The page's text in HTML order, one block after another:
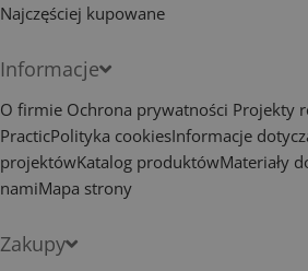
Najczęściej kupowane
Informacje
O firmie Ochrona prywatności Projekty
PracticPolityka cookiesInformacje
projektówKatalog produktówMateriały
namiMapa strony
Zakupy